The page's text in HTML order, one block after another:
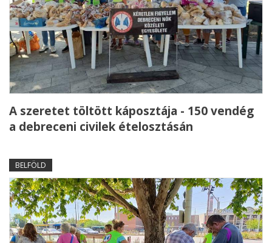
A szeretet töltött káposztája - 150 vendég
a debreceni civilek ételosztásán
BELFÖLD